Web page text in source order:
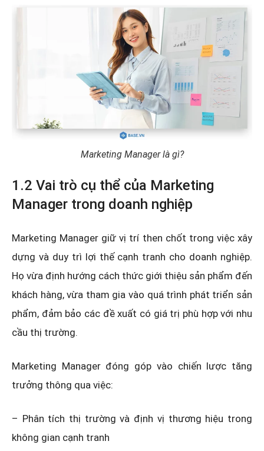
Marketing Manager là gì?
1.2 Vai trò cụ thể của Marketing
Manager trong doanh nghiệp
Marketing Manager giữ vị trí then chốt trong việc xây
dựng và duy trì lợi thế cạnh tranh cho doanh nghiệp.
Họ vừa định hướng cách thức giới thiệu sản phẩm đến
khách hàng, vừa tham gia vào quá trình phát triển sản
phẩm, đảm bảo các đề xuất có giá trị phù hợp với nhu
cầu thị trường.
Marketing Manager đóng góp vào chiến lược tăng
trưởng thông qua việc:
– Phân tích thị trường và định vị thương hiệu trong
không gian cạnh tranh